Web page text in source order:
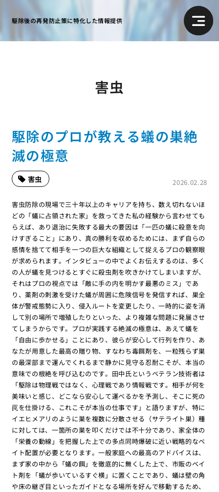
駆除後の再発防止策に特化した情報提供
害虫
駆除のプロが教える蟻の巣絶
滅の極意
2026.02.28
害虫
害虫防除の現場で三十年以上のキャリアを持ち、数え切れないほ
どの「蟻に占領された家」を救ってきた私の経験から言わせても
らえば、あり退治に失敗する最大の要因は「一匹の蟻に殺意を向
けすぎること」にあり、真の勝利を収めるためには、まず自らの
感情を捨てて相手を一つの巨大な組織として捉えるプロの観察眼
が求められます。インタビューの中でよくお伝えするのは、多く
の人が蟻を見つけるとすぐに殺虫剤を吹きかけてしまいますが、
それはプロの視点では「敵に手の内を明かす最悪のミス」であ
り、薬剤の刺激を受けた蟻が周囲に危険信号を発信すれば、巣全
体が警戒態勢に入り、侵入ルートを変更したり、一時的に姿を消
して別の場所で増殖したりといった、より複雑な問題に発展させ
てしまうからです。プロが実践する絶滅の極意は、あえて蟻を
「自由に歩かせる」ことにあり、彼らが安心して行列を作り、あ
なたが用意した最高の贈り物、すなわち毒餌剤を、一粒残らず巣
の最深部まで運んでくれるまで静かに見守る忍耐こそが、本当の
意味での根絶を呼び込むのです。田中氏というベテラン技術者は
「駆除は物理戦ではなく、心理戦であり情報戦です。相手が何を
美味いと感じ、どこなら安心して運べるかを予測し、そこに死の
罠を仕掛ける、これこそが本当の仕事です」と語りますが、特に
イエヒメアリのように巣を複数に分散させる（サテライト巣）種
に対しては、一箇所の巣を叩くだけでは不十分であり、家全体の
「栄養の動線」を把握した上での多点同時爆破に近い戦略的なベ
イト配置が必要となります。一般家庭への最高のアドバイスは、
まず家の中から「蟻の餌」を徹底的に無くした上で、市販のベイ
ト剤を「蟻が歩いているすぐ横」に置くことであり、蟻は壁の角
や床の継ぎ目といったガイドとなる場所を好んで移動するため、